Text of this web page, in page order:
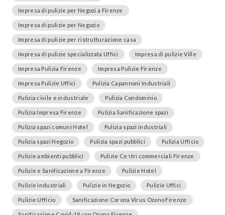
Impresa di pulizie per Negozi a Firenze
Impresa di pulizie per Negozio
Impresa di pulizie per ristrutturazione casa
Impresa di pulizie specializzata Uffici Impresa di pulizie Ville
Impresa Pulizia Firenze Impresa Pulizie Firenze
Impresa Pulizie Uffici Pulizia Capannoni Industriali
Pulizia civile e industriale Pulizia Condominio
Pulizia Impresa Firenze Pulizia Sanificazione spazi
Pulizia spazi comuni Hotel Pulizia spazi industriali
Pulizia spazi Negozio Pulizia spazi pubblici Pulizia Ufficio
Pulizie ambienti pubblici Pulizie Centri commerciali Firenze
Pulizie e Sanificazione a Firenze Pulizie Hotel
Pulizie Industriali Pulizie in Negozio Pulizie Uffici
Pulizie Ufficio Sanificazione Corona Virus Ozono Firenze